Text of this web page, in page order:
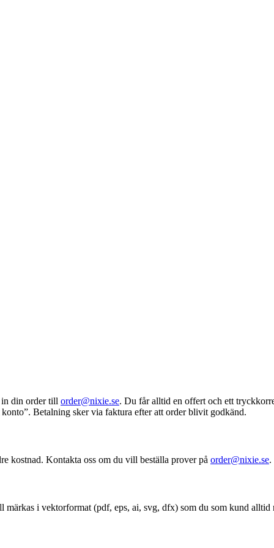
in din order till order@nixie.se. Du får alltid en offert och ett
Betalning sker via faktura efter att order blivit godkänd.
kostnad. Kontakta oss om du vill beställa prover på order@nixie.se.
i vektorformat (pdf, eps, ai, svg, dfx) som du som kund